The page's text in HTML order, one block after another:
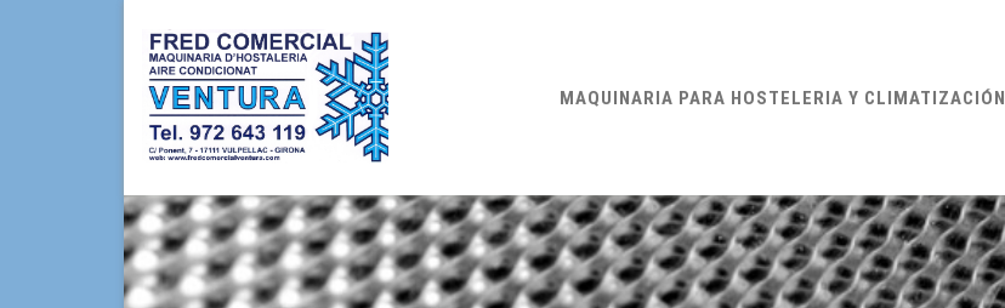
MAQUINARIA PARA HOSTELERIA Y CLIMATIZACIÓN